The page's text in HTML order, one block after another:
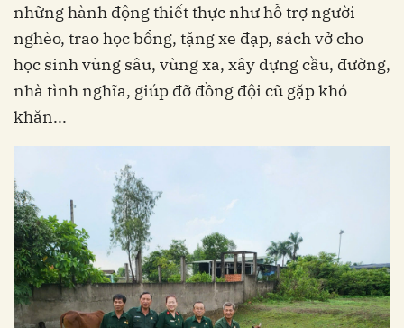
những hành động thiết thực như hỗ trợ người
nghèo, trao học bổng, tặng xe đạp, sách vở cho
học sinh vùng sâu, vùng xa, xây dựng cầu, đường,
nhà tình nghĩa, giúp đỡ đồng đội cũ gặp khó
khăn...